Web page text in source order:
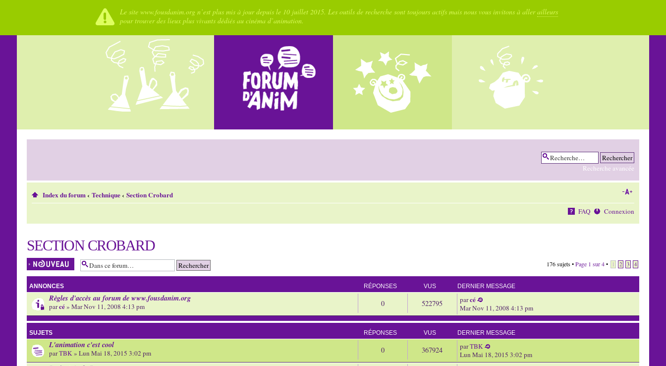
Le site www.fousdanim.org n’est plus mis à jour depuis le 10 juillet 2015. Les outils de recherche sont toujours actifs mais nous vous invitons à allerailleurs
pour trouver des lieux plus vivants dédiés au cinéma d’animation.
Recherche avancée
Index du forum‹ Technique‹ Section Crobard
FAQ Connexion
SECTION CROBARD
Écrire un nouveau
sujet
176 sujets •Page 1 sur4• 1 2 3 4
ANNONCES RÉPONSES VUS DERNIER MESSAGE
Règles d'accès au forum de www.fousdanim.org
parcé» Mar Nov 11, 2008 4:13 pm 0 522795 parcé
Mar Nov 11, 2008 4:13 pm
SUJETS RÉPONSES VUS DERNIER MESSAGE
L'animation c'est cool
parTBK» Lun Mai 18, 2015 3:02 pm 0 367924 parTBK
Lun Mai 18, 2015 3:02 pm